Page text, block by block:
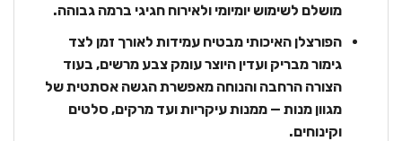
מושלם לשימוש יומיומי ולאירוח חגיגי ברמה גבוהה.
הפורצלן האיכותי מבטיח עמידות לאורך זמן לצד
גימור מבריק ועדין היוצר עומק צבע מרשים, בעוד
הצורה הרחבה והנוחה מאפשרת הגשה אסתטית של
מגוון מנות — ממנות עיקריות ועד מרקים, סלטים
וקינוחים.